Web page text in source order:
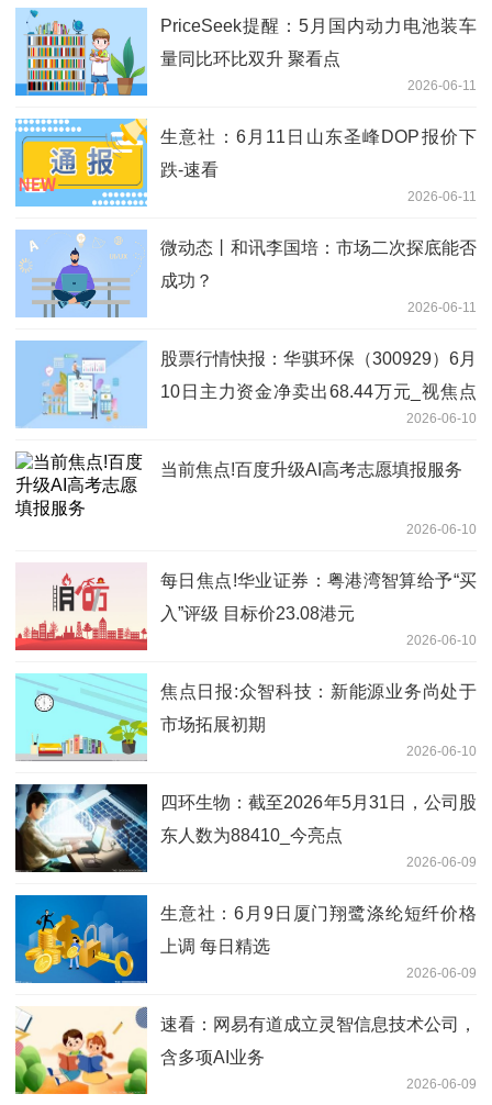
PriceSeek提醒：5月国内动力电池装车
量同比环比双升 聚看点
2026-06-11
生意社：6月11日山东圣峰DOP报价下
跌-速看
2026-06-11
微动态丨和讯李国培：市场二次探底能否
成功？
2026-06-11
股票行情快报：华骐环保（300929）6月
10日主力资金净卖出68.44万元_视焦点
2026-06-10
当前焦点!百度升级AI高考志愿填报服务
2026-06-10
每日焦点!华业证券：粤港湾智算给予“买
入”评级 目标价23.08港元
2026-06-10
焦点日报:众智科技：新能源业务尚处于
市场拓展初期
2026-06-10
四环生物：截至2026年5月31日，公司股
东人数为88410_今亮点
2026-06-09
生意社：6月9日厦门翔鹭涤纶短纤价格
上调 每日精选
2026-06-09
速看：网易有道成立灵智信息技术公司，
含多项AI业务
2026-06-09